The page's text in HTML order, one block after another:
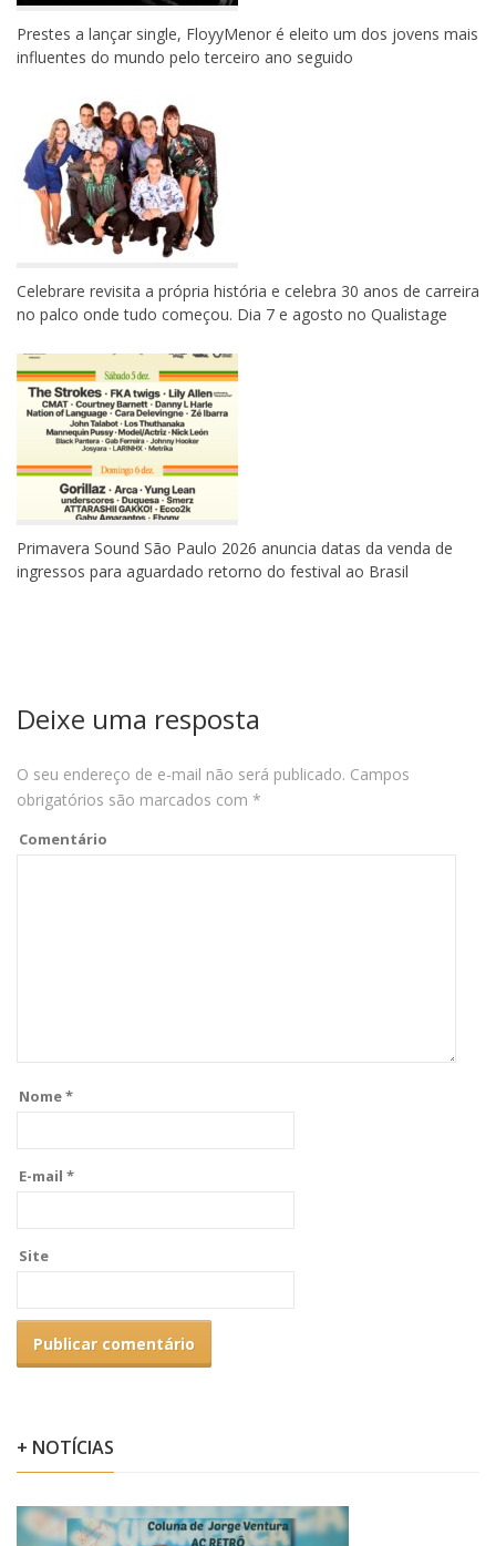
Prestes a lançar single, FloyyMenor é eleito um dos jovens mais
influentes do mundo pelo terceiro ano seguido
Celebrare revisita a própria história e celebra 30 anos de carreira
no palco onde tudo começou. Dia 7 e agosto no Qualistage
Primavera Sound São Paulo 2026 anuncia datas da venda de
ingressos para aguardado retorno do festival ao Brasil
Deixe uma resposta
O seu endereço de e-mail não será publicado. Campos
obrigatórios são marcados com *
Comentário
Nome*
E-mail *
Site
+ NOTÍCIAS